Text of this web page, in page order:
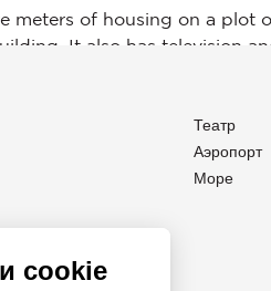
Театр
Аэропорт
Море
cookie